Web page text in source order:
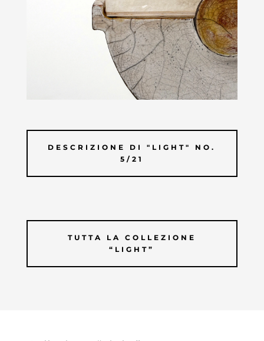
DESCRIZIONE DI "LIGHT" NO.
5/21
TUTTA LA COLLEZIONE
“LIGHT”